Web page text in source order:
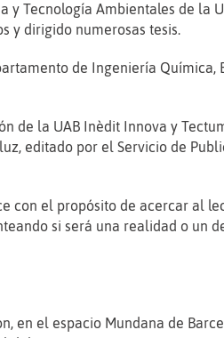
Tecnología Ambientales de la
y dirigido numerosas tesis.
de Ingeniería Química,
de la UAB Inèdit Innova y
editado por el Servicio de
con el propósito de acercar al
si será una realidad o un
en el espacio Mundana de